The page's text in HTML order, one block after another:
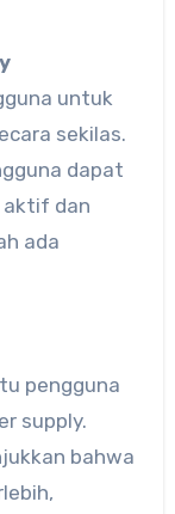
untuk
sekilas.
dapat
aktif dan
ada
pengguna
supply.
bahwa